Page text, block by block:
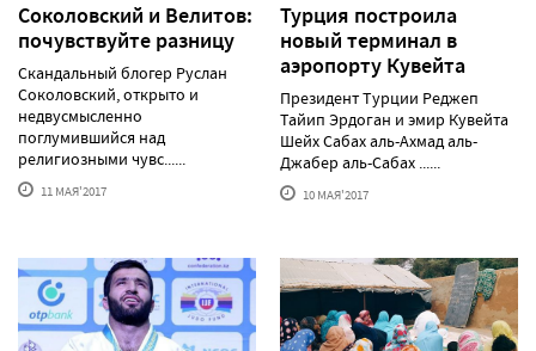
Соколовский и Велитов:
почувствуйте разницу
Скандальный блогер Руслан
Соколовский, открыто и
недвусмысленно
поглумившийся над
религиозными чувс......
11 МАЯ'2017
Турция построила
новый терминал в
аэропорту Кувейта
Президент Турции Реджеп
Тайип Эрдоган и эмир Кувейта
Шейх Сабах аль-Ахмад аль-
Джабер аль-Сабах ......
10 МАЯ'2017